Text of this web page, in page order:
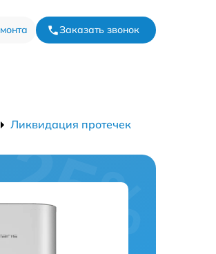
Заказать звонок
Ликвидация протечек